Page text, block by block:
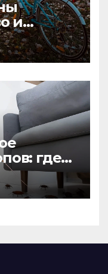
и
где